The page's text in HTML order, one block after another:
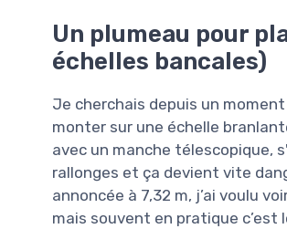
Un plumeau pour
échelles bancales)
Je cherchais depuis un
monter sur une échelle
avec un manche télescopique,
rallonges et ça devient vite
annoncée à 7,32 m, j’ai voulu
mais souvent en pratique c’est